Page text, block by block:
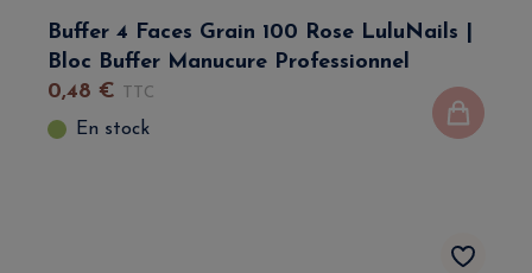
Buffer 4 Faces Grain 100 Rose LuluNails |
Bloc Buffer Manucure Professionnel
0,48 € TTC
En stock